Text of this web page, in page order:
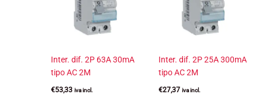
Inter. dif. 2P 63A 30mA
tipo AC 2M
€53,33 iva incl.
Inter. dif. 2P 25A 300mA
tipo AC 2M
€27,37 iva incl.